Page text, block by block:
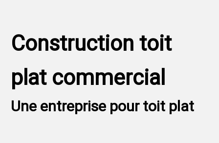
Construction toit
plat commercial
Une entreprise pour toit plat